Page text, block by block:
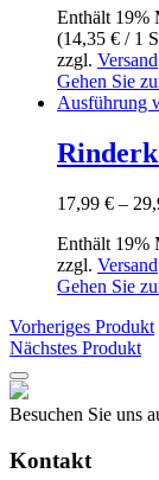
Enthält 19%
(14,35 € / 1
zzgl. Versand
Gehen Sie
Ausführung
17,99 € –
Enthält 19%
zzgl. Versand
Gehen Sie
Vorheriges Produkt
Nächstes Produkt
Besuchen Sie uns
Kontakt